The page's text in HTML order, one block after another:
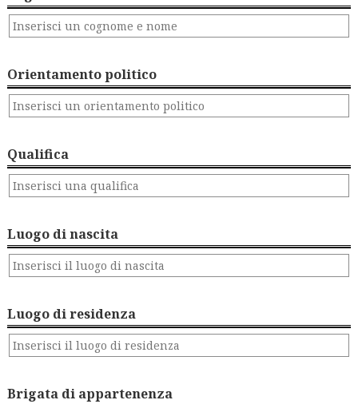
Orientamento politico
Qualifica
Luogo di nascita
Luogo di residenza
Brigata di appartenenza